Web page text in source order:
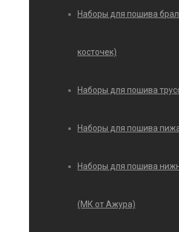
Наборы для пошива
косточек)
Наборы для пошива
Наборы для пошива
Наборы для пошива
(МК от Ажура)